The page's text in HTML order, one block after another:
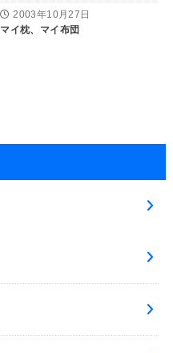
2003年10月27日
マイ枕、マイ布団